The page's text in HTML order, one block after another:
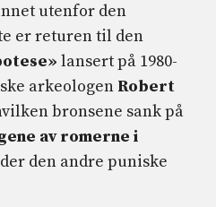
utenfor den
er returen til den
lansert på 1980-
arkeologen Robert
bronsene sank på
av romerne i
den andre puniske